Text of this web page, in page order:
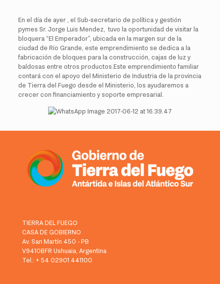
En el día de ayer , el Sub-secretario de política y gestión
pymes Sr. Jorge Luis Mendez, tuvo la oportunidad de visitar la
bloquera “El Emperador”, ubicada en la margen sur de la
ciudad de Río Grande, este emprendimiento se dedica a la
fabricación de bloques para la construcción, cajas de luz y
baldosas entre otros productos.Este emprendimiento familiar
contará con el apoyo del Ministerio de Industria de la provincia
de Tierra del Fuego desde el Ministerio, los ayudaremos a
crecer con financiamiento y soporte empresarial.
TIERRA DEL FUEGO
CASA DE GOBIERNO
Av. San Martín 450 - PB
V9410BFR Ushuaia, Argentina
Tel.: + 54 02901 441100